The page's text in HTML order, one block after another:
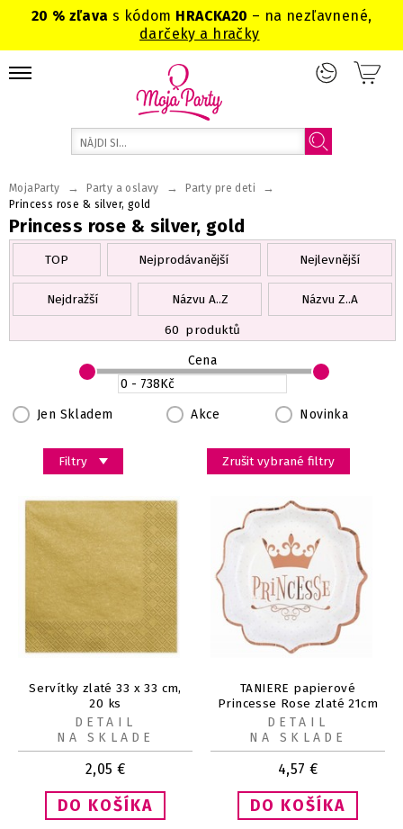
20 % zľavas kódom HRACKA20 – na nezľavnené,
darčeky a hračky
Princess rose & silver, gold
MojaParty → Party a oslavy → Party pre deti →
Princess rose & silver, gold
TOP Nejprodávanější Nejlevnější
Nejdražší Názvu A..Z
Názvu Z..A
60 produktů
Filtry
Jen Skladem Akce Novinka
Cena
Zrušit vybrané filtry
Servítky zlaté 33 x 33 cm,
20 ks
2,05 €
DETAIL
NA SKLADE
TANIERE papierové
Princesse Rose zlaté 21cm
10ks
4,57 €
DETAIL
NA SKLADE